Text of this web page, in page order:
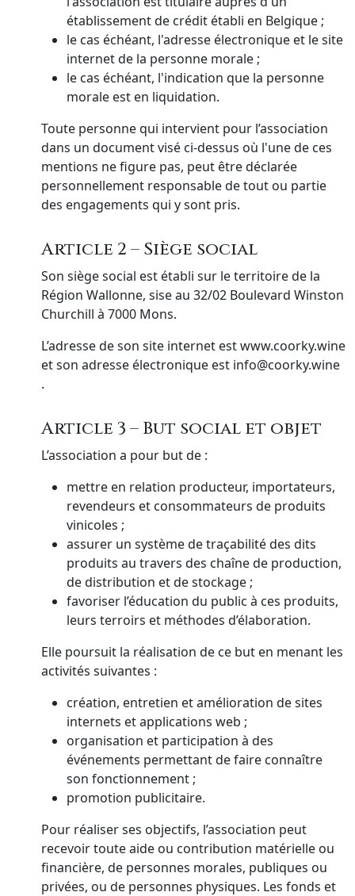
établissement de crédit établi en Belgique ;
le cas échéant, l'adresse électronique et le site
internet de la personne morale ;
le cas échéant, l'indication que la personne
morale est en liquidation.
Toute personne qui intervient pour l’association
dans un document visé ci-dessus où l'une de ces
mentions ne figure pas, peut être déclarée
personnellement responsable de tout ou partie
des engagements qui y sont pris.
Article 2 – Siège social
Son siège social est établi sur le territoire de la
Région Wallonne, sise au 32/02 Boulevard Winston
Churchill à 7000 Mons.
L’adresse de son site internet est www.coorky.wine
et son adresse électronique est info@coorky.wine
.
Article 3 – But social et objet
L’association a pour but de :
mettre en relation producteur, importateurs,
revendeurs et consommateurs de produits
vinicoles ;
assurer un système de traçabilité des dits
produits au travers des chaîne de production,
de distribution et de stockage ;
favoriser l’éducation du public à ces produits,
leurs terroirs et méthodes d’élaboration.
Elle poursuit la réalisation de ce but en menant les
activités suivantes :
création, entretien et amélioration de sites
internets et applications web ;
organisation et participation à des
événements permettant de faire connaître
son fonctionnement ;
promotion publicitaire.
Pour réaliser ses objectifs, l’association peut
recevoir toute aide ou contribution matérielle ou
financière, de personnes morales, publiques ou
privées, ou de personnes physiques. Les fonds et